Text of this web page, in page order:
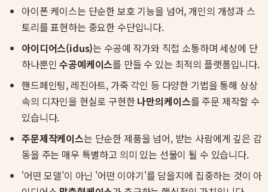
아이폰 케이스는 단순한 보호 기능을 넘어, 개인의 개성과 스
토리를 표현하는 중요한 수단입니다.
아이디어스(idus)는 수공예 작가와 직접 소통하며 세상에 단
하나뿐인수공예케이스를 만들 수 있는 최적의 플랫폼입니다.
핸드페인팅, 레진아트, 가죽 각인 등 다양한 기법을 통해 상상
속의 디자인을 현실로 구현한나만의케이스를 주문 제작할 수
있습니다.
주문제작케이스는 단순한 제품을 넘어, 받는 사람에게 깊은 감
동을 주는 매우 특별하고 의미 있는 선물이 될 수 있습니다.
'어떤 모델'이 아닌 '어떤 이야기'를 담을지에 집중하는 것이 아